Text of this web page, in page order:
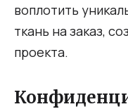
воплотить
ткань на заказ,
проекта.